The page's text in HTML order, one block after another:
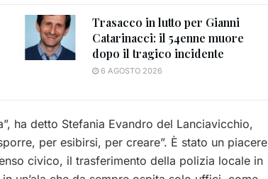
Trasacco in lutto per Gianni
Catarinacci: il 54enne muore
dopo il tragico incidente
6 AGOSTO 2026
ha detto Stefania Evandro del Lanciavicchio,
per esibirsi, per creare”. È stato un piacere
civico, il trasferimento della polizia locale in